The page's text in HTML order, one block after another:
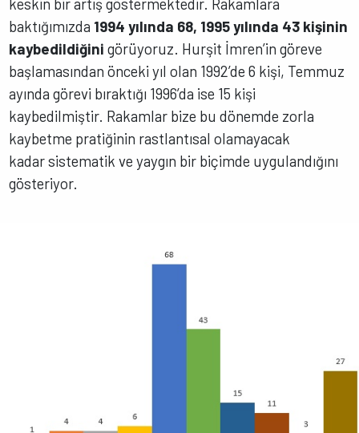
keskin bir artış göstermektedir. Rakamlara
baktığımızda 1994 yılında 68, 1995 yılında 43 kişinin
kaybedildiğini görüyoruz. Hurşit İmren’in göreve
başlamasından önceki yıl olan 1992’de 6 kişi, Temmuz
ayında görevi bıraktığı 1996’da ise 15 kişi
kaybedilmiştir. Rakamlar bize bu dönemde zorla
kaybetme pratiğinin rastlantısal olamayacak
kadar sistematik ve yaygın bir biçimde uygulandığını
gösteriyor.